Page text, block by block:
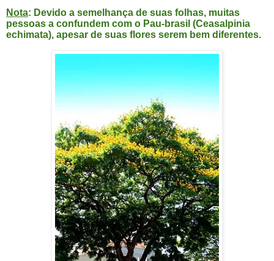
Nota: Devido a semelhança de suas folhas, muitas
pessoas a confundem com o Pau-brasil (Ceasalpinia
echimata), apesar de suas flores serem bem diferentes.